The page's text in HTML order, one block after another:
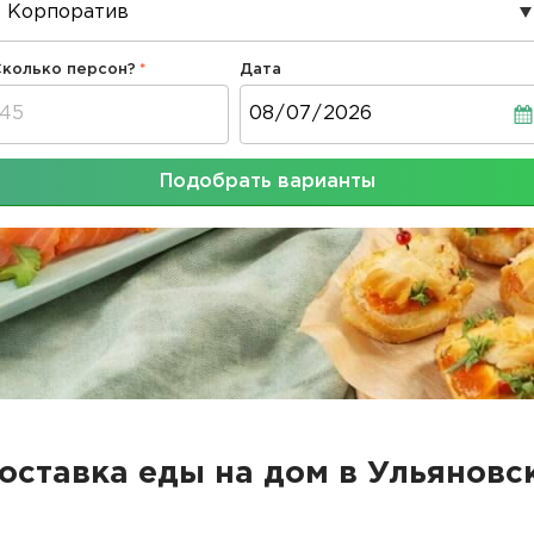
персон? Дата
Подобрать варианты
еды на дом в